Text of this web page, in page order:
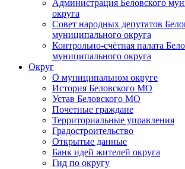
Администрация Беловского
округа
Совет народных депутатов
муниципального округа
Контрольно-счётная палата
муниципального округа
Округ
О муниципальном округе
История Беловского МО
Устав Беловского МО
Почетные граждане
Территориальные управления
Градостроительство
Открытые данные
Банк идей жителей округа
Гид по округу